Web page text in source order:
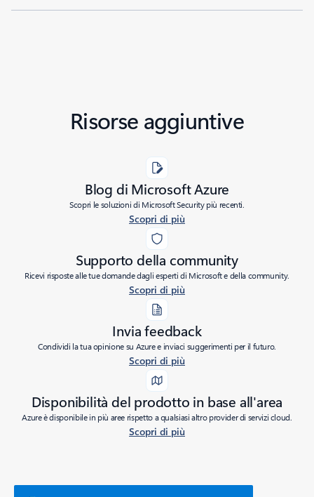
Risorse aggiuntive
Blog di Microsoft Azure
Scopri le soluzioni di Microsoft Security più recenti.
Scopri di più
Supporto della community
Ricevi risposte alle tue domande dagli esperti di Microsoft e della community.
Scopri di più
Invia feedback
Condividi la tua opinione su Azure e inviaci suggerimenti per il futuro.
Scopri di più
Disponibilità del prodotto in base all'area
Azure è disponibile in più aree rispetto a qualsiasi altro provider di servizi cloud.
Scopri di più